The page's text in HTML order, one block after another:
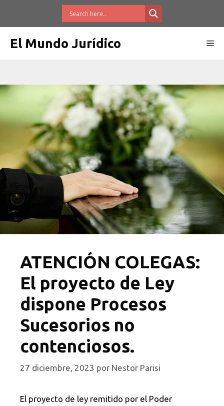
El Mundo Jurídico
ATENCIÓN COLEGAS:
El proyecto de Ley
dispone Procesos
Sucesorios no
contenciosos.
27 diciembre, 2023 por Nestor Parisi
El proyecto de ley remitido por el Poder